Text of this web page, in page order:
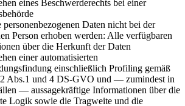
eines Beschwerderechts bei einer
personenbezogenen Daten nicht bei der
Person erhoben werden: Alle verfügbaren
über die Herkunft der Daten
einer automatisierten
einschließlich Profiling gemäß
Abs.1 und 4 DS-GVO und — zumindest in
— aussagekräftige Informationen über die
Logik sowie die Tragweite und die